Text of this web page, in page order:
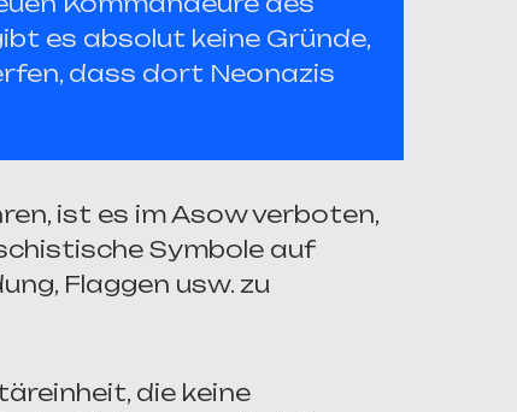
es absolut keine Gründe,
dass dort Neonazis
ist es im Asow verboten,
Symbole auf
Flaggen usw. zu
die keine